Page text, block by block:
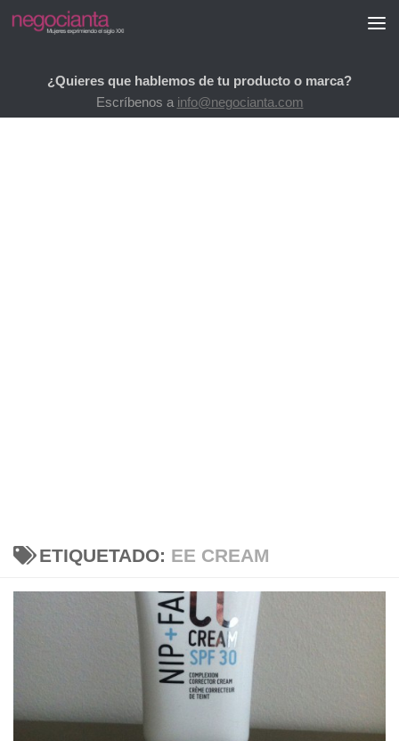
Saltar al contenido
¿Quieres que hablemos de tu producto o marca?
Escríbenos a info@negocianta.com
ETIQUETADO: EE CREAM